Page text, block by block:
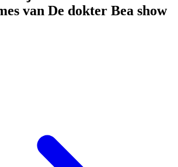
van De dokter Bea show